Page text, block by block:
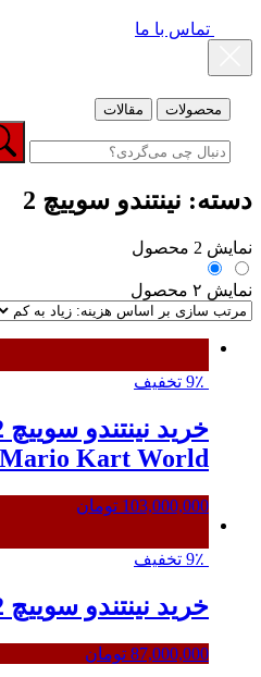
تماس با ما
محصولات مقالات
دسته: نینتندو سوییچ 2
نمایش 2 محصول
نمایش ۲ محصول
9٪ تخفیف
Mario Kart World
103,000,000 تومان
9٪ تخفیف
خرید نینتندو سوییچ 2 – مشکی
87,000,000 تومان